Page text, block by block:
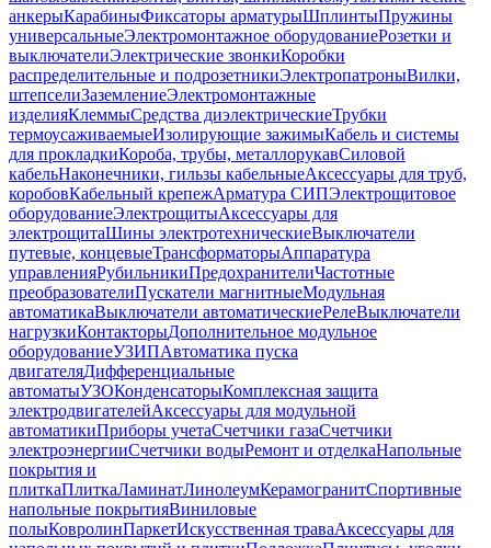
анкерыКарабиныФиксаторы арматурыШплинтыПружины
универсальныеЭлектромонтажное оборудованиеРозетки и
выключателиЭлектрические звонкиКоробки
распределительные и подрозетникиЭлектропатроныВилки,
штепселиЗаземлениеЭлектромонтажные
изделияКлеммыСредства диэлектрическиеТрубки
термоусаживаемыеИзолирующие зажимыКабель и системы
для прокладкиКороба, трубы, металлорукавСиловой
кабельНаконечники, гильзы кабельныеАксессуары для труб,
коробовКабельный крепежАрматура СИПЭлектрощитовое
оборудованиеЭлектрощитыАксессуары для
электрощитаШины электротехническиеВыключатели
путевые, концевыеТрансформаторыАппаратура
управленияРубильникиПредохранителиЧастотные
преобразователиПускатели магнитныеМодульная
автоматикаВыключатели автоматическиеРелеВыключатели
нагрузкиКонтакторыДополнительное модульное
оборудованиеУЗИПАвтоматика пуска
двигателяДифференциальные
автоматыУЗОКонденсаторыКомплексная защита
электродвигателейАксессуары для модульной
автоматикиПриборы учетаСчетчики газаСчетчики
электроэнергииСчетчики водыРемонт и отделкаНапольные
покрытия и
плиткаПлиткаЛаминатЛинолеумКерамогранитСпортивные
напольные покрытияВиниловые
полыКовролинПаркетИскусственная траваАксессуары для